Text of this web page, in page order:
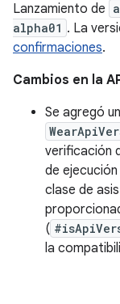
Lanzamiento de
alpha01 . La
confirmaciones.
Cambios en la
Se agregó
verificación
de
clase de
(
la